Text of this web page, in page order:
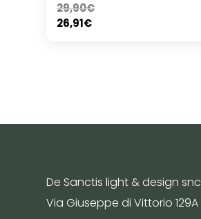
29,90€
26,91€
De Sanctis light & design snc
Via Giuseppe di Vittorio 129A